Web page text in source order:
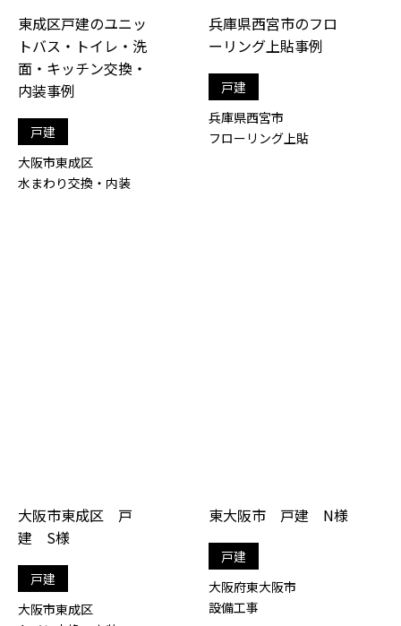
東成区戸建のユニッ
トバス・トイレ・洗
面・キッチン交換・
内装事例
戸建
大阪市東成区
水まわり交換・内装
兵庫県西宮市のフロ
ーリング上貼事例
戸建
兵庫県西宮市
フローリング上貼
大阪市東成区 戸
建 S様
戸建
大阪市東成区
東大阪市 戸建 N様
戸建
大阪府東大阪市
設備工事